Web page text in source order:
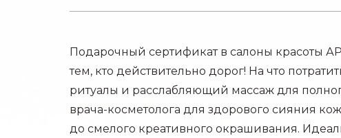
Подарочный сертификат в салоны красоты
тем, кто действительно дорог! На что
ритуалы и расслабляющий массаж для
врача-косметолога для здорового сияния
до смелого креативного окрашивания.